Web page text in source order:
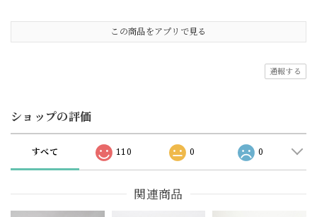
この商品をアプリで見る
通報する
ショップの評価
すべて 110 0 0
関連商品